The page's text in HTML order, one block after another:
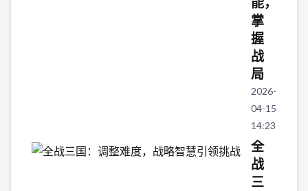
掌
握
战
局
2026-
04-15
14:23:55
全
战
三